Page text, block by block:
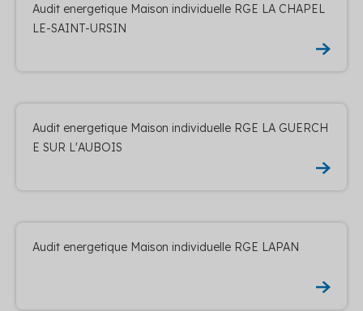
Audit energetique Maison individuelle RGE LA CHAPEL
LE-SAINT-URSIN
Audit energetique Maison individuelle RGE LA GUERCH
E SUR L'AUBOIS
Audit energetique Maison individuelle RGE LAPAN